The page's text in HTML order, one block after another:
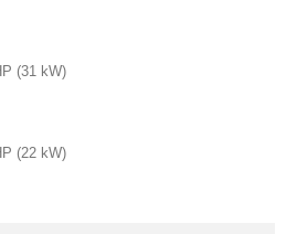
(31 kW)
(22 kW)